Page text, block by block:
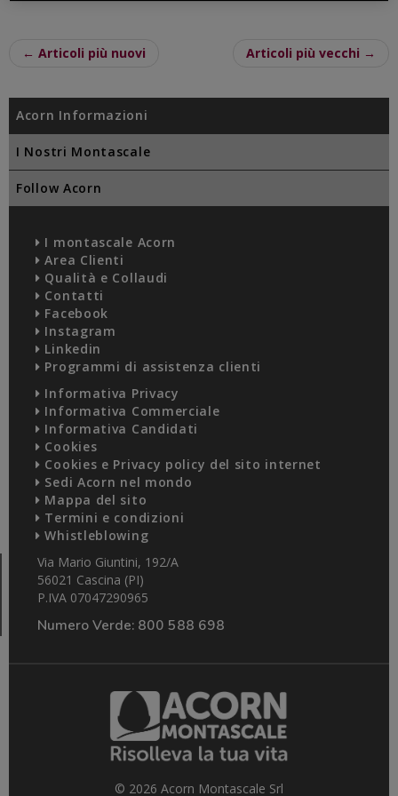
← Articoli più nuovi Articoli più vecchi →
Acorn Informazioni
I Nostri Montascale
Follow Acorn
I montascale Acorn
Area Clienti
Qualità e Collaudi
Contatti
Facebook
Instagram
Linkedin
Programmi di assistenza clienti
Informativa Privacy
Informativa Commerciale
Informativa Candidati
Cookies
Cookies e Privacy policy del sito internet
Sedi Acorn nel mondo
Mappa del sito
Termini e condizioni
Whistleblowing
Via Mario Giuntini, 192/A
56021 Cascina (PI)
P.IVA 07047290965
Numero Verde: 800 588 698
© 2026 Acorn Montascale Srl